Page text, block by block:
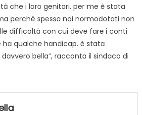
che i loro genitori. per me è stata
perchè spesso noi normodotati non
difficoltà con cui deve fare i conti
qualche handicap. è stata
bella”, racconta il sindaco di